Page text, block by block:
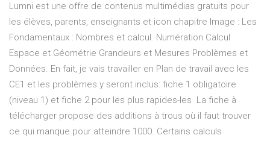
Lumni est une offre de contenus multimédias gratuits pour
les élèves, parents, enseignants et icon chapitre Image : Les
Fondamentaux : Nombres et calcul. Numération Calcul
Espace et Géométrie Grandeurs et Mesures Problèmes et
Données. En fait, je vais travailler en Plan de travail avec les
CE1 et les problèmes y seront inclus: fiche 1 obligatoire
(niveau 1) et fiche 2 pour les plus rapides-les La fiche à
télécharger propose des additions à trous où il faut trouver
ce qui manque pour atteindre 1000. Certains calculs